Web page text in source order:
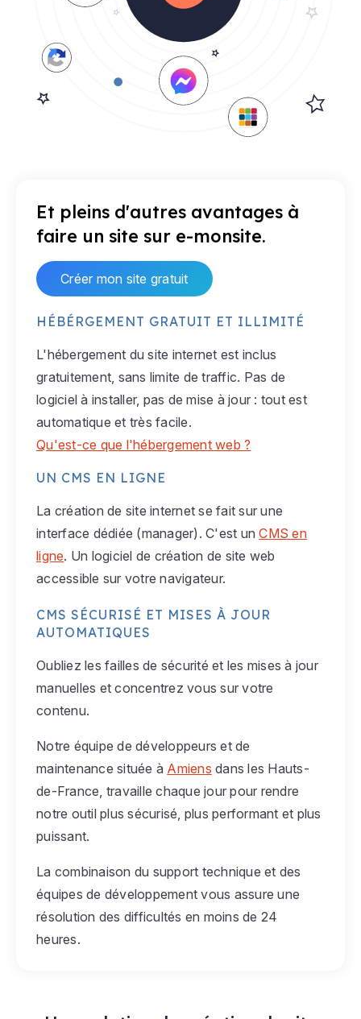
Et pleins d'autres avantages à
faire un site sur e-monsite.
Créer mon site gratuit
HÉBÉRGEMENT GRATUIT ET ILLIMITÉ
L'hébergement du site internet est inclus
gratuitement, sans limite de traffic. Pas de
logiciel à installer, pas de mise à jour : tout est
automatique et très facile.
Qu'est-ce que l'hébergement web ?
UN CMS EN LIGNE
La création de site internet se fait sur une
interface dédiée (manager). C'est unCMS en
ligne. Un logiciel de création de site web
accessible sur votre navigateur.
CMS SÉCURISÉ ET MISES À JOUR
AUTOMATIQUES
Oubliez les failles de sécurité et les mises à jour
manuelles et concentrez vous sur votre
contenu.
Notre équipe de développeurs et de
maintenance située à Amiens dans les Hauts-
de-France, travaille chaque jour pour rendre
notre outil plus sécurisé, plus performant et plus
puissant.
La combinaison du support technique et des
équipes de développement vous assure une
résolution des difficultés en moins de 24
heures.